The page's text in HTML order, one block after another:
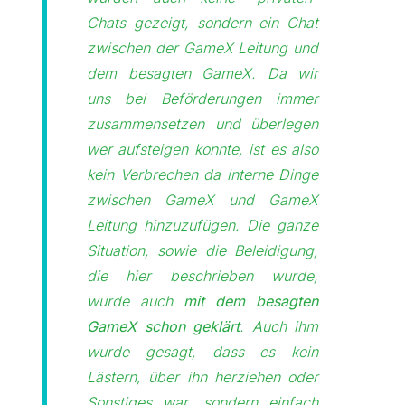
Chats gezeigt, sondern ein Chat
zwischen der GameX Leitung und
dem besagten GameX. Da wir
uns bei Beförderungen immer
zusammensetzen und überlegen
wer aufsteigen konnte, ist es also
kein Verbrechen da interne Dinge
zwischen GameX und GameX
Leitung hinzuzufügen. Die ganze
Situation, sowie die Beleidigung,
die hier beschrieben wurde,
wurde auchmit dem besagten
GameX schon geklärt. Auch ihm
wurde gesagt, dass es kein
Lästern, über ihn herziehen oder